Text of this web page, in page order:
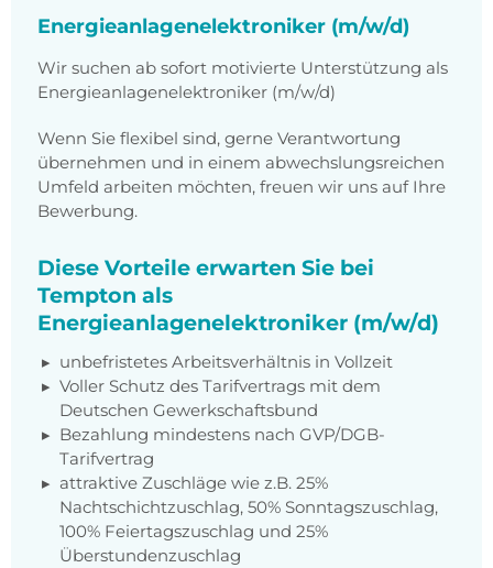
Energieanlagenelektroniker (m/w/d)
Wir suchen ab sofort motivierte Unterstützung als
Energieanlagenelektroniker (m/w/d)
Wenn Sie flexibel sind, gerne Verantwortung
übernehmen und in einem abwechslungsreichen
Umfeld arbeiten möchten, freuen wir uns auf Ihre
Bewerbung.
Diese Vorteile erwarten Sie bei
Tempton als
Energieanlagenelektroniker (m/w/d)
unbefristetes Arbeitsverhältnis in Vollzeit
Voller Schutz des Tarifvertrags mit dem
Deutschen Gewerkschaftsbund
Bezahlung mindestens nach GVP/DGB-
Tarifvertrag
attraktive Zuschläge wie z.B. 25%
Nachtschichtzuschlag, 50% Sonntagszuschlag,
100% Feiertagszuschlag und 25%
Überstundenzuschlag